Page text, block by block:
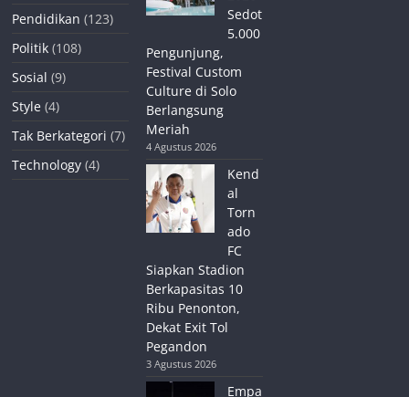
Pendidikan (123)
Politik (108)
Sosial (9)
Style (4)
Tak Berkategori (7)
Technology (4)
Sedot
5.000
Pengunjung,
Festival Custom
Culture di Solo
Berlangsung
Meriah
4 Agustus 2026
Kend
al
Torn
ado
FC
Siapkan Stadion
Berkapasitas 10
Ribu Penonton,
Dekat Exit Tol
Pegandon
3 Agustus 2026
Empa